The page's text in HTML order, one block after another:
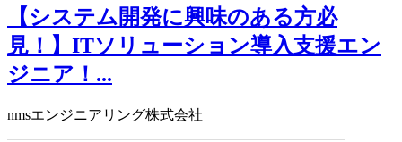
【システム開発に興味のある方必
見！】ITソリューション導入支援エン
ジニア！...
nmsエンジニアリング株式会社